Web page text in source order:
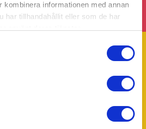
kombinera informationen med annan
har tillhandahållit eller som de har
av Peter Lisciak. Har du några frågor
inte att kontakta Peter för personlig